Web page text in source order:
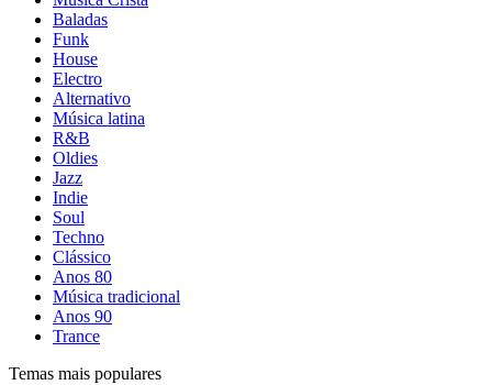
Baladas
Funk
House
Electro
Alternativo
Música latina
R&B
Oldies
Jazz
Indie
Soul
Techno
Clássico
Anos 80
Música tradicional
Anos 90
Trance
Temas mais populares